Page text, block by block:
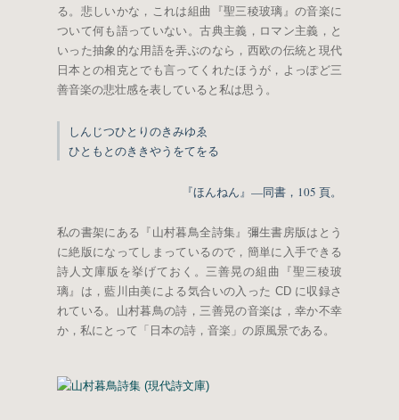
る。悲しいかな，これは組曲『聖三稜玻璃』の音楽に
ついて何も語っていない。古典主義，ロマン主義，と
いった抽象的な用語を弄ぶのなら，西欧の伝統と現代
日本との相克とでも言ってくれたほうが，よっぽど三
善音楽の悲壮感を表していると私は思う。
しんじつひとりのきみゆゑ
ひともとのききやうをてをる
『ほんねん』—同書，105 頁。
私の書架にある『山村暮鳥全詩集』彌生書房版はとう
に絶版になってしまっているので，簡単に入手できる
詩人文庫版を挙げておく。三善晃の組曲『聖三稜玻
璃』は，藍川由美による気合いの入った CD に収録さ
れている。山村暮鳥の詩，三善晃の音楽は，幸か不幸
か，私にとって「日本の詩，音楽」の原風景である。